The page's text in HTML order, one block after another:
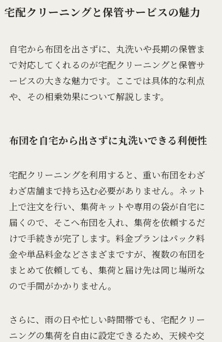
宅配クリーニングと保管サービスの魅力
自宅から布団を出さずに、丸洗いや長期の保管ま
で対応してくれるのが宅配クリーニングと保管サ
ービスの大きな魅力です。ここでは具体的な利点
や、その相乗効果について解説します。
布団を自宅から出さずに丸洗いできる利便性
宅配クリーニングを利用すると、重い布団をわざ
わざ店舗まで持ち込む必要がありません。ネット
上で注文を行い、集荷キットや専用の袋が自宅に
届くので、そこへ布団を入れ、集荷を依頼するだ
けで手続きが完了します。料金プランはパック料
金や単品料金などさまざまですが、複数の布団を
まとめて依頼しても、集荷と届け先は同じ場所な
ので手間がかかりません。
さらに、雨の日や忙しい時間帯でも、宅配クリー
ニングの集荷を自由に設定できるため、天候や交